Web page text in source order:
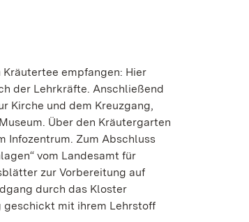
empfangen: Hier
der Lehrkräfte. Anschließend
Kirche und dem Kreuzgang,
Über den Kräutergarten
Infozentrum. Zum Abschluss
vom Landesamt für
zur Vorbereitung auf
durch das Kloster
geschickt mit ihrem Lehrstoff